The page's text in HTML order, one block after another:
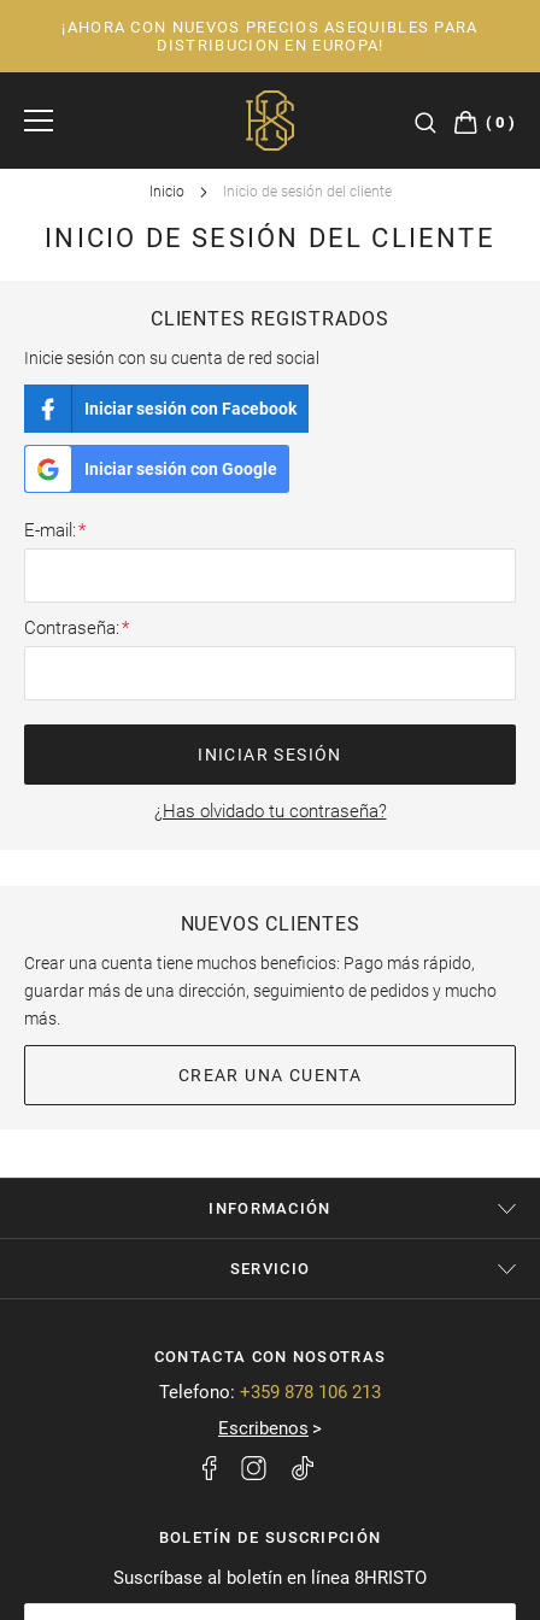
¡AHORA CON NUEVOS PRECIOS ASEQUIBLES PARA
DISTRIBUCION EN EUROPA!
0
Inicio Inicio de sesión del cliente
INICIO DE SESIÓN DEL CLIENTE
CLIENTES REGISTRADOS
Inicie sesión con su cuenta de red social
Iniciar sesión con Facebook
Iniciar sesión con Google
E-mail
Contraseña
INICIAR SESIÓN
¿Has olvidado tu contraseña?
NUEVOS CLIENTES
Crear una cuenta tiene muchos beneficios: Pago más rápido,
guardar más de una dirección, seguimiento de pedidos y mucho
más.
CREAR UNA CUENTA
INFORMACIÓN
SERVICIO
CONTACTA CON NOSOTRAS
Telefono: +359 878 106 213
Escribenos
BOLETÍN DE SUSCRIPCIÓN
Suscríbase al boletín en línea 8HRISTO